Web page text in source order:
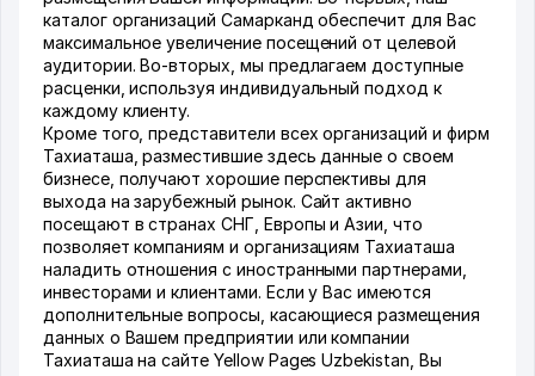
каталог организаций Самарканд обеспечит для Вас
максимальное увеличение посещений от целевой
аудитории. Во-вторых, мы предлагаем доступные
расценки, используя индивидуальный подход к
каждому клиенту.
Кроме того, представители всех организаций и фирм
Тахиаташа, разместившие здесь данные о своем
бизнесе, получают хорошие перспективы для
выхода на зарубежный рынок. Сайт активно
посещают в странах СНГ, Европы и Азии, что
позволяет компаниям и организациям Тахиаташа
наладить отношения с иностранными партнерами,
инвесторами и клиентами. Если у Вас имеются
дополнительные вопросы, касающиеся размещения
данных о Вашем предприятии или компании
Тахиаташа на сайте Yellow Pages Uzbekistan, Вы